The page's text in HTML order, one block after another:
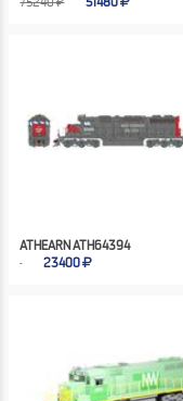
ATHEARN ATH64394
23400